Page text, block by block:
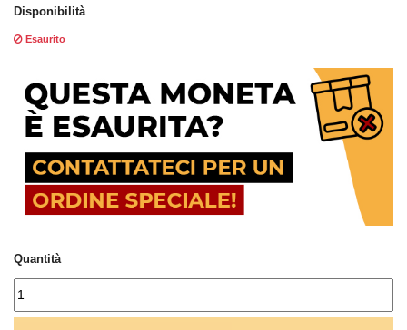
Disponibilità
Esaurito
Quantità